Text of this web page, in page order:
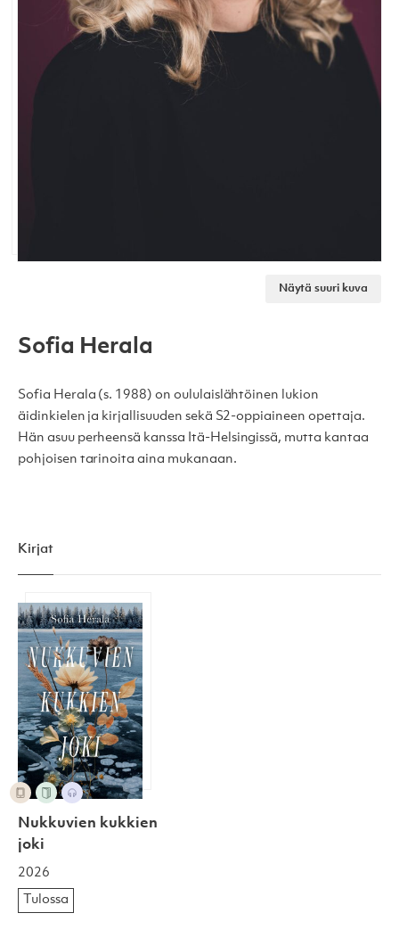
Näytä suuri kuva
Sofia Herala
Sofia Herala (s. 1988) on oululaislähtöinen lukion
äidinkielen ja kirjallisuuden sekä S2-oppiaineen opettaja.
Hän asuu perheensä kanssa Itä-Helsingissä, mutta kantaa
pohjoisen tarinoita aina mukanaan.
Kirjat
Nukkuvien kukkien joki
Nukkuvien kukkien
joki
2026
Tulossa